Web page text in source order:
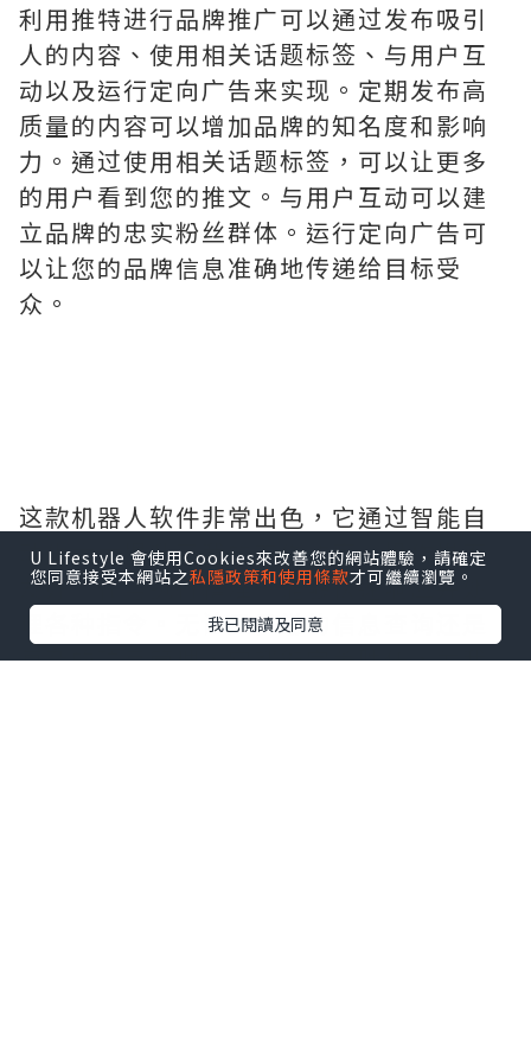
利用推特进行品牌推广可以通过发布吸引
人的内容、使用相关话题标签、与用户互
动以及运行定向广告来实现。定期发布高
质量的内容可以增加品牌的知名度和影响
力。通过使用相关话题标签，可以让更多
的用户看到您的推文。与用户互动可以建
立品牌的忠实粉丝群体。运行定向广告可
以让您的品牌信息准确地传递给目标受
众。
这款机器人软件非常出色，它通过智能自
动化大大提升了我的工作效率。操作界面
友好，任务执行精准，能够快速响应并处
理各种指令。无论是日常的信息查询还是
复杂的项目管理，它都能完美胜任，为我
U Lifestyle 會使用Cookies來改善您的網站體驗，請確定
您同意接受本網站之私隱政策和使用條款才可繼續瀏覽。
我已閱讀及同意